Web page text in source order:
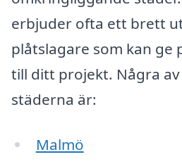
erbjuder ofta ett brett
plåtslagare som kan ge
till ditt projekt. Några
städerna är:
Malmö